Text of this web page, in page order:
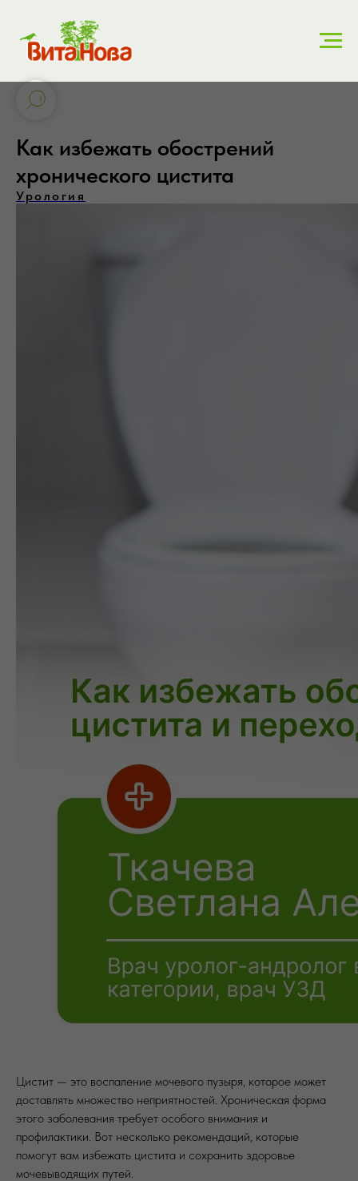
Как избежать обострений
хронического цистита
Урология
Цистит — это воспаление мочевого пузыря, которое может
доставлять множество неприятностей. Хроническая форма
этого заболевания требует особого внимания и
профилактики. Вот несколько рекомендаций, которые
помогут вам избежать цистита и сохранить здоровье
мочевыводящих путей.